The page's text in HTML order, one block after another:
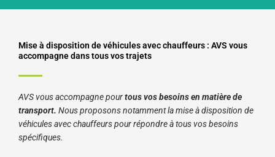
Mise à disposition de véhicules avec chauffeurs : AVS vous
accompagne dans tous vos trajets
AVS vous accompagne pourtous vos besoins en matière de
transport. Nous proposons notamment la mise à disposition de
véhicules avec chauffeurs pour répondre à tous vos besoins
spécifiques.